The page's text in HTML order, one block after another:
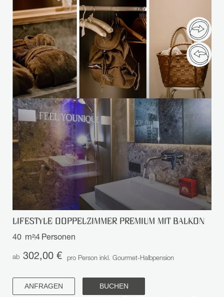
LIFESTYLE DOPPELZIMMER PREMIUM MIT BALKON
40 m²4 Personen
ab 302,00 € pro Person inkl. Gourmet-Halbpension
ANFRAGEN BUCHEN